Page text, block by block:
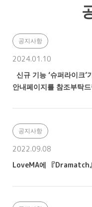
공지사항
2024.01.10
신규 기능 ‘슈퍼라이크
안내페이지를 참조부탁
공지사항
2022.09.08
LoveMA에 『Dramatch